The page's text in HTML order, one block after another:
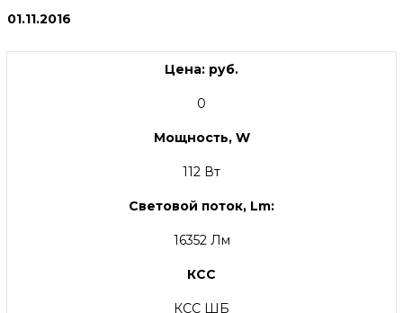
01.11.2016
Цена: руб.
0
Мощность, W
112 Вт
Световой поток, Lm:
16352 Лм
КСС
КСС ШБ